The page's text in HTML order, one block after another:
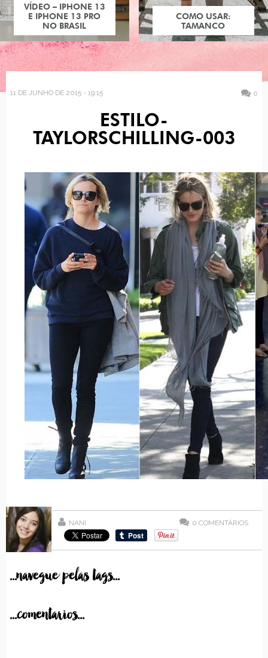
VÍDEO – IPHONE 13
E IPHONE 13 PRO
NO BRASIL
COMO USAR:
TAMANCO
11 DE JUNHO DE 2015 - 19:15 0
ESTILO-
TAYLORSCHILLING-003
NANI 0 COMENTÁRIOS
...navegue pelas tags...
...comentarios...